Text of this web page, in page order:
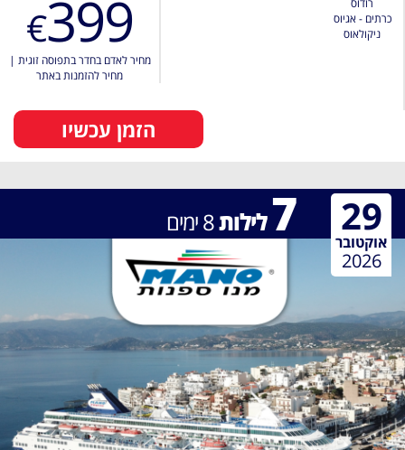
כרתים - אגיוס
ניקולאוס
€399
מחיר לאדם בחדר בתפוסה זוגית |
מחיר להזמנות באתר
הזמן עכשיו
7 לילות8ימים 29
אוקטובר
2026